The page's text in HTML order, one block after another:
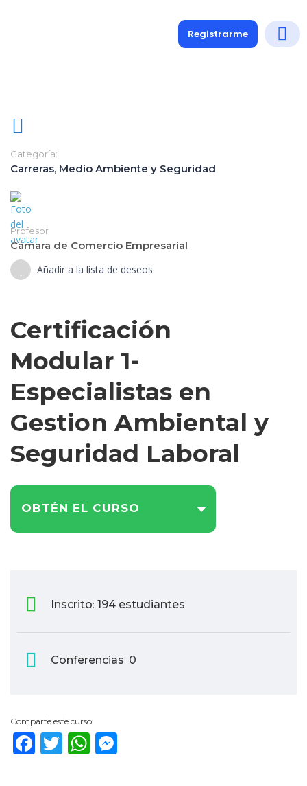
Registrarme
Categoría:
Carreras, Medio Ambiente y Seguridad
Profesor
Cámara de Comercio Empresarial
Añadir a la lista de deseos
Certificación
Modular 1-
Especialistas en
Gestion Ambiental y
Seguridad Laboral
OBTÉN EL CURSO
Inscrito: 194 estudiantes
Conferencias: 0
Comparte este curso:
Facebook
TwitterWhatsApp